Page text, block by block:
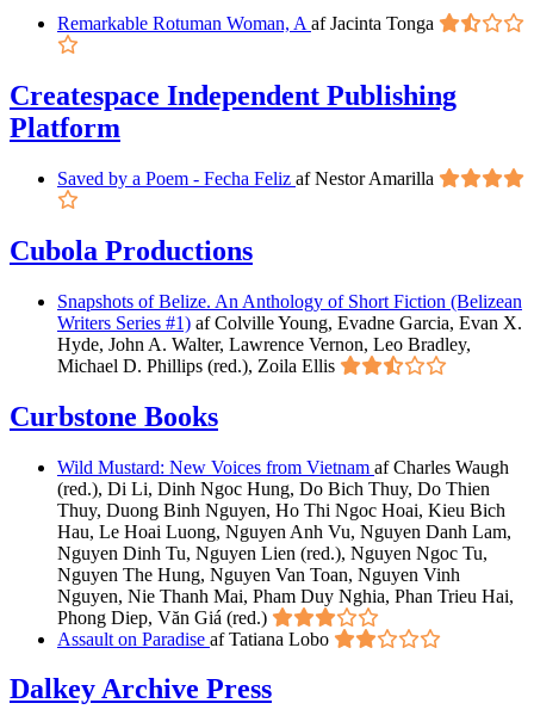
Remarkable Rotuman Woman, A af Jacinta Tonga
Createspace Independent Publishing
Platform
Saved by a Poem - Fecha Feliz af Nestor Amarilla
Cubola Productions
Snapshots of Belize. An Anthology of Short Fiction (Belizean
Writers Series #1) af Colville Young, Evadne Garcia, Evan X.
Hyde, John A. Walter, Lawrence Vernon, Leo Bradley,
Michael D. Phillips (red.), Zoila Ellis
Curbstone Books
Wild Mustard: New Voices from Vietnam af Charles Waugh
(red.), Di Li, Dinh Ngoc Hung, Do Bich Thuy, Do Thien
Thuy, Duong Binh Nguyen, Ho Thi Ngoc Hoai, Kieu Bich
Hau, Le Hoai Luong, Nguyen Anh Vu, Nguyen Danh Lam,
Nguyen Dinh Tu, Nguyen Lien (red.), Nguyen Ngoc Tu,
Nguyen The Hung, Nguyen Van Toan, Nguyen Vinh
Nguyen, Nie Thanh Mai, Pham Duy Nghia, Phan Trieu Hai,
Phong Diep, Văn Giá (red.)
Assault on Paradise af Tatiana Lobo
Dalkey Archive Press